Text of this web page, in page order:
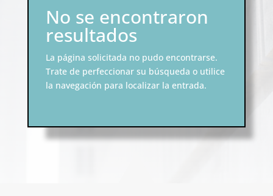
No se encontraron
resultados
La página solicitada no pudo encontrarse.
Trate de perfeccionar su búsqueda o utilice
la navegación para localizar la entrada.